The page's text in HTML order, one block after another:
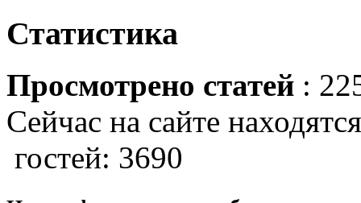
Статистика
Просмотрено статей :
Сейчас на сайте
гостей: 3690